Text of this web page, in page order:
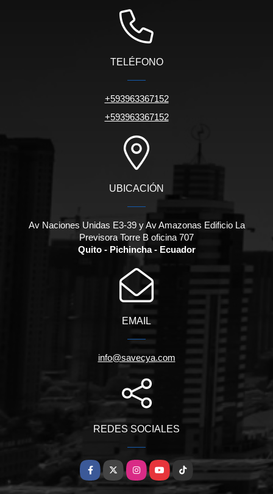
TELÉFONO
+593963367152
+593963367152
UBICACIÓN
Av Naciones Unidas E3-39 y Av Amazonas Edificio La
Previsora Torre B oficina 707
Quito - Pichincha - Ecuador
EMAIL
info@savecya.com
REDES SOCIALES
Facebook
X InstagramYouTubeTikTok